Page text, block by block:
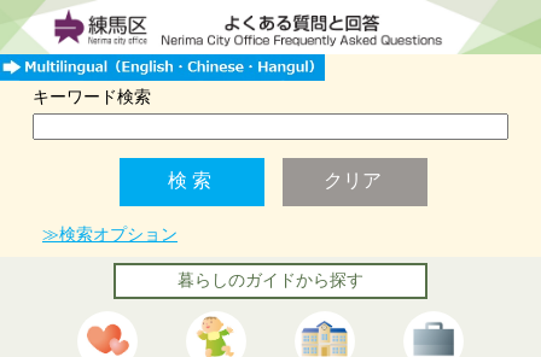
キーワード検索
≫検索オプション
暮らしのガイドから探す